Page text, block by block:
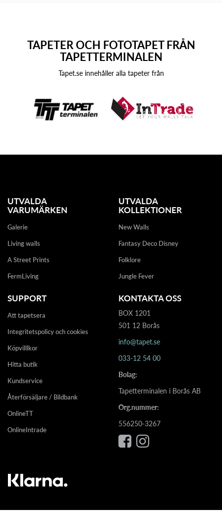
TAPETER OCH FOTOTAPET FRÅN
TAPETTERMINALEN
Tapet.se innehåller alla tapeter från
UTVALDA
VARUMÄRKEN
Galerie
Living walls
A Street Prints
FermLiving
UTVALDA
KOLLEKTIONER
New Walls
Fantasy Deco Disney
Folklore
Jungle Fever
SUPPORT
Att tapetsera
Integritetspolicy och cookies
Köpvilllkor
Hitta butik
Kundservice
Återförsäljare / Bildbank
OnlineTT
OnlineIntrade
KONTAKTA OSS
BOX 1201
501 12 Borås
info@tapet.se
033-12 54 00
Bolag:
Tapetterminalen i Borås AB
Org.nummer:
556250-3267